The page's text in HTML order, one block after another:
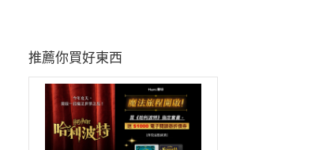
推薦你買好東西